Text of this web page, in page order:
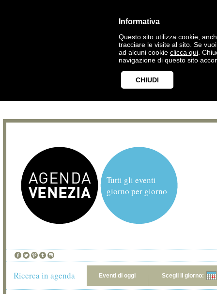
Informativa
Questo sito utilizza cookie,
tracciare le visite al sito. Se
ad alcuni cookie clicca qui .
navigazione di questo sito
CHIUDI
Tutti gli eventi
giorno per giorno
Ricerca in agenda Eventi di oggi Scegli il giorno: